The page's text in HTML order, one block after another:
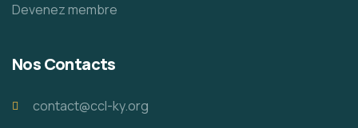
Devenez membre
Nos Contacts
contact@ccl-ky.org